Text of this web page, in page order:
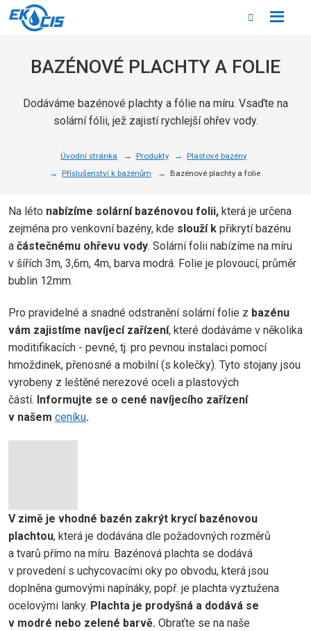
BAZÉNOVÉ PLACHTY A FOLIE
Dodáváme bazénové plachty a fólie na míru. Vsaďte na
solární fólii, jež zajistí rychlejší ohřev vody.
Úvodní stránka Produkty
Plastové bazény
Příslušenství k bazénům
Bazénové plachty a folie
Na léto nabízíme solární bazénovou folii, která je určena
zejména pro venkovní bazény, kde slouží k přikrytí bazénu
a částečnému ohřevu vody. Solární folii nabízíme na míru
v šířích 3m, 3,6m, 4m, barva modrá. Folie je plovoucí, průměr
bublin 12mm.
Pro pravidelné a snadné odstranění solární folie z bazénu
vám zajistíme navíjecí zařízení, které dodáváme v několika
moditifikacích - pevné, tj. pro pevnou instalaci pomocí
hmoždinek, přenosné a mobilní (s kolečky). Tyto stojany jsou
vyrobeny z leštěné nerezové oceli a plastových
částí. Informujte se o cené navíjecího zařízení
v našem ceníku.
V zimě je vhodné bazén zakrýt krycí bazénovou
plachtou, která je dodávána dle požadovných rozměrů
a tvarů přímo na míru. Bazénová plachta se dodává
v provedení s uchycovacími oky po obvodu, která jsou
doplněna gumovými napínáky, popř. je plachta vyztužena
ocelovými lanky. Plachta je prodyšná a dodává se
v modré nebo zelené barvě. Obraťte se na naše